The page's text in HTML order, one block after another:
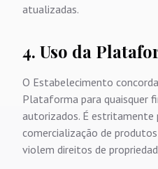
atualizadas.
4. Uso da
O Estabelecimento
Plataforma para quaisquer
autorizados. É estritamente
comercialização de
violem direitos de